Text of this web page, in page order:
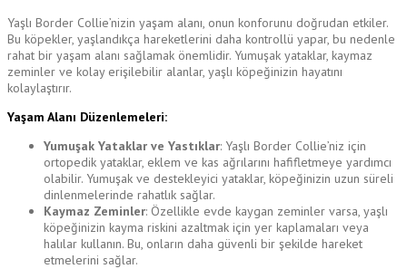
Yaşlı Border Collie’nizin yaşam alanı, onun konforunu doğrudan etkiler.
Bu köpekler, yaşlandıkça hareketlerini daha kontrollü yapar, bu nedenle
rahat bir yaşam alanı sağlamak önemlidir. Yumuşak yataklar, kaymaz
zeminler ve kolay erişilebilir alanlar, yaşlı köpeğinizin hayatını
kolaylaştırır.
Yaşam Alanı Düzenlemeleri:
Yumuşak Yataklar ve Yastıklar: Yaşlı Border Collie’niz için
ortopedik yataklar, eklem ve kas ağrılarını hafifletmeye yardımcı
olabilir. Yumuşak ve destekleyici yataklar, köpeğinizin uzun süreli
dinlenmelerinde rahatlık sağlar.
Kaymaz Zeminler: Özellikle evde kaygan zeminler varsa, yaşlı
köpeğinizin kayma riskini azaltmak için yer kaplamaları veya
halılar kullanın. Bu, onların daha güvenli bir şekilde hareket
etmelerini sağlar.